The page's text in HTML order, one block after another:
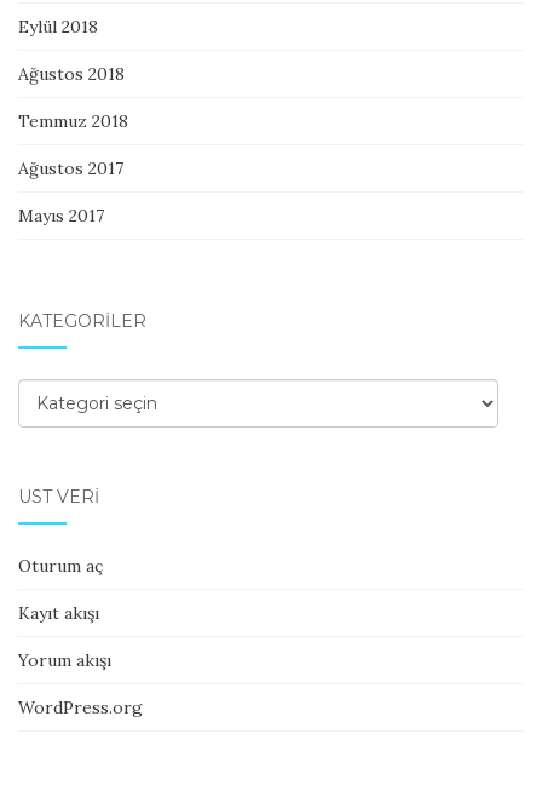
Eylül 2018
Ağustos 2018
Temmuz 2018
Ağustos 2017
Mayıs 2017
KATEGORILER
Kategoriler
ÜST VERI
Oturum aç
Kayıt akışı
Yorum akışı
WordPress.org